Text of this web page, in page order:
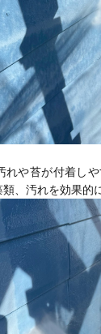
れや苔が付着し
、汚れを効果的